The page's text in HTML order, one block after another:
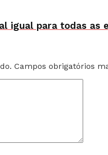
igual para todas as
Campos obrigatórios